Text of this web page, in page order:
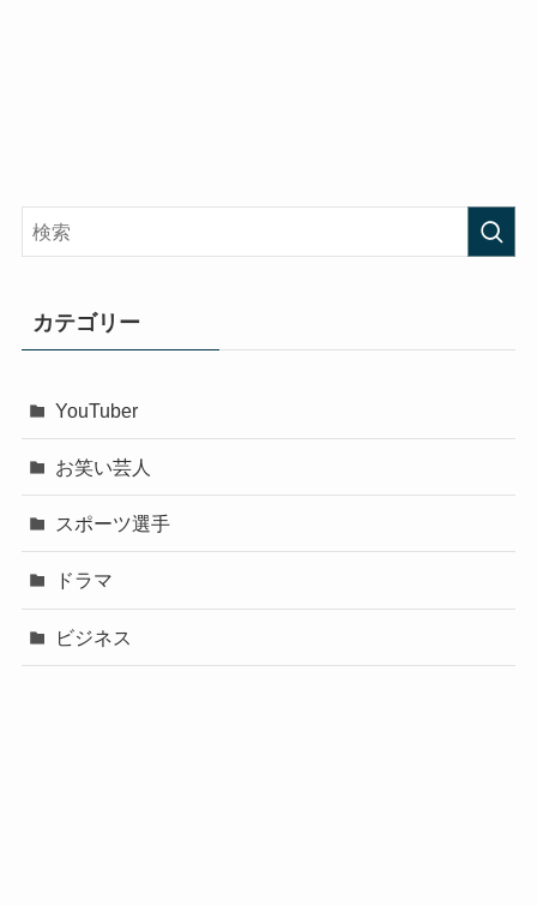
カテゴリー
YouTuber
お笑い芸人
スポーツ選手
ドラマ
ビジネス